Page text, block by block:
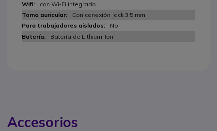
con Wi-Fi integrado
Con conexión Jack 3,5 mm
No
Batería de Lithium-Ion
Accesorios